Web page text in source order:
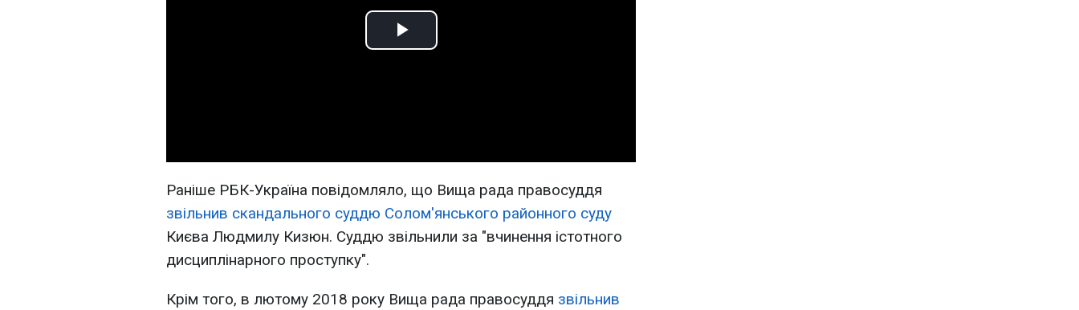
Play
Раніше РБК-Україна повідомляло, що Вища рада правосуддя
звільнив скандального суддю Солом'янського районного суду
Києва Людмилу Кизюн. Суддю звільнили за "вчинення істотного
дисциплінарного проступку".
Крім того, в лютому 2018 року Вища рада правосуддя звільнив